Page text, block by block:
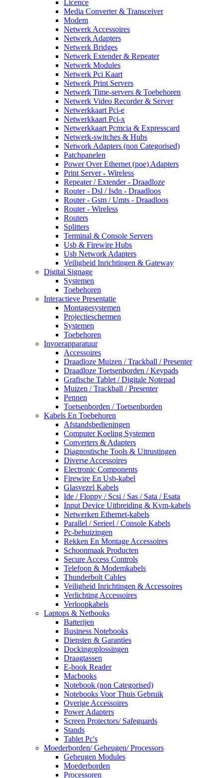
Licence
Media Converter & Transceiver
Modem
Netwerk Accessoires
Netwerk Adapters
Netwerk Bridges
Netwerk Extender & Repeater
Netwerk Modules
Netwerk Pci Kaart
Netwerk Print Servers
Netwerk Time-servers & Toebehoren
Netwerk Video Recorder & Server
Netwerkkaart Pci-e
Netwerkkaart Pci-x
Netwerkkaart Pcmcia & Expresscard
Netwerk-switches & Hubs
Network Adapters (non Categorised)
Patchpanelen
Power Over Ethernet (poe) Adapters
Print Server - Wireless
Repeater / Extender - Draadloze
Router - Dsl / Isdn - Draadloos
Router - Gsm / Umts - Draadloos
Router - Wireless
Routers
Splitters
Terminal & Console Servers
Usb & Firewire Hubs
Usb Network Adapters
Veiligheid Inrichtingen & Gateway
Digital Signage
Systemen
Toebehoren
Interactieve Presentatie
Montagesystemen
Projectieschermen
Systemen
Toebehoren
Invoerapparatuur
Accessoires
Draadloze Muizen / Trackball / Presenter
Draadloze Toetsenborden / Keypads
Grafische Tablet / Digitale Notepad
Muizen / Trackball / Presenter
Pennen
Toetsenborden / Toetsenborden
Kabels En Toebehoren
Afstandsbedieningen
Computer Koeling Systemen
Converters & Adapters
Diagnostische Tools & Uitrustingen
Diverse Accessoires
Electronic Components
Firewire En Usb-kabel
Glasvezel Kabels
Ide / Floppy / Scsi / Sas / Sata / Esata
Input Device Uitbreiding & Kvm-kabels
Netwerken Ethernet-kabels
Parallel / Serieel / Console Kabels
Pc-behuizingen
Rekken En Montage Accessoires
Schoonmaak Producten
Secure Access Controls
Telefoon & Modemkabels
Thunderbolt Cables
Veiligheid Inrichtingen & Accessoires
Verlichting Accessoires
Verloopkabels
Laptops & Netbooks
Batterijen
Business Notebooks
Diensten & Garanties
Dockingoplossingen
Draagtassen
E-book Reader
Macbooks
Notebook (non Categorised)
Notebooks Voor Thuis Gebruik
Overige Accessoires
Power Adapters
Screen Protectors/ Safeguards
Stands
Tablet Pc's
Moederborden/ Geheugen/ Processors
Geheugen Modules
Moederborden
Processoren